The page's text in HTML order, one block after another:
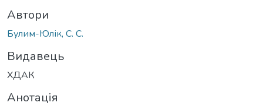
Автори
Булим-Юлік, С. С.
Видавець
ХДАК
Анотація